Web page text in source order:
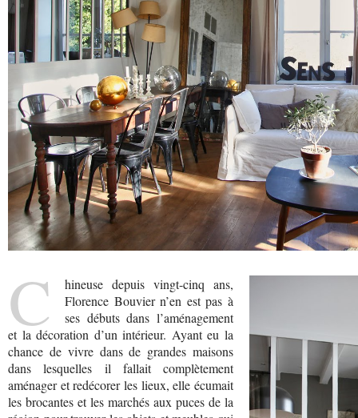
C
hineuse depuis vingt-cinq ans,
Florence Bouvier n’en est pas à
ses débuts dans l’aménagement
et la décoration d’un intérieur. Ayant eu la
chance de vivre dans de grandes maisons
dans lesquelles il fallait complètement
aménager et redécorer les lieux, elle écumait
les brocantes et les marchés aux puces de la